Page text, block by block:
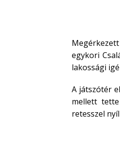
egykori
lakossági
A játszótér
mellett
retesszel